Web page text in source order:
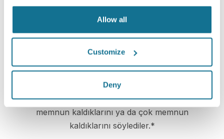
Allow all
Customize
Deny
doğru seçimi yapmasına yardımcı olur.
Memnun
Kadınların 100%'ı öncesinde Crisalix 3D
simülasyonu gördüklerinde ameliyatlarından ya
memnun kaldıklarını ya da çok memnun
kaldıklarını söylediler.*